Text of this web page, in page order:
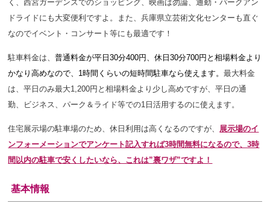
く、西宮ガーデンズでのショッピング、映画は勿論、通勤・パークアン
ドライドにも大変便利ですよ。また、兵庫県立芸術文化センターも直ぐ
なのでイベント・コンサート等にも最適です！
駐車料金は、普通料金が平日30分400円、休日30分700円と相場料金より
かなり高めなので、1時間くらいの短時間駐車なら使えます。最大料金
は、平日のみ最大1,200円 と相場料金より少し高めですが、平日の通
勤、ビジネス、パーク＆ライド等での1日活用するのに使えます。
住宅展示場の駐車場のため、休日利用は高くなるのですが、 展示場のイ
ンフォーメーションでアンケート記入すれば3時間無料になるので、3時
間以内の駐車で安くしたいなら、これは”裏ワザ”ですよ！
基本情報